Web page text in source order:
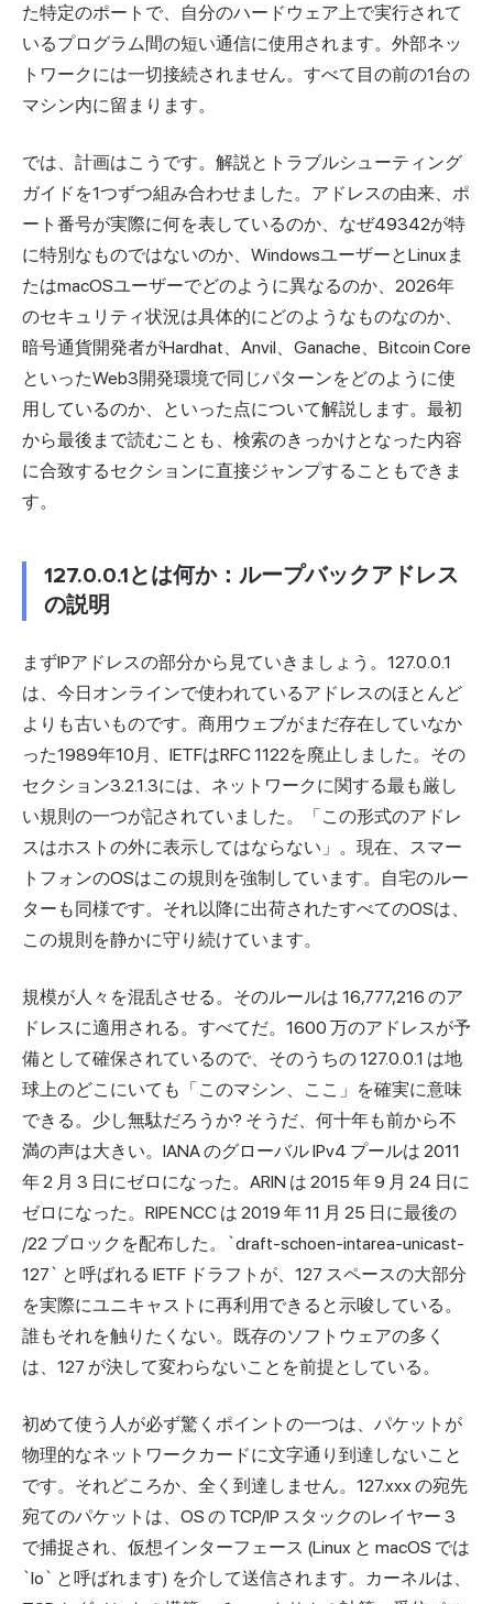
た特定のポートで、自分のハードウェア上で実行されて
いるプログラム間の短い通信に使用されます。外部ネッ
トワークには一切接続されません。すべて目の前の1台の
マシン内に留まります。
では、計画はこうです。解説とトラブルシューティング
ガイドを1つずつ組み合わせました。アドレスの由来、ポ
ート番号が実際に何を表しているのか、なぜ49342が特
に特別なものではないのか、WindowsユーザーとLinuxま
たはmacOSユーザーでどのように異なるのか、2026年
のセキュリティ状況は具体的にどのようなものなのか、
暗号通貨開発者がHardhat、Anvil、Ganache、Bitcoin Core
といったWeb3開発環境で同じパターンをどのように使
用しているのか、といった点について解説します。最初
から最後まで読むことも、検索のきっかけとなった内容
に合致するセクションに直接ジャンプすることもできま
す。
127.0.0.1とは何か：ループバックアドレス
の説明
まずIPアドレスの部分から見ていきましょう。127.0.0.1
は、今日オンラインで使われているアドレスのほとんど
よりも古いものです。商用ウェブがまだ存在していなか
った1989年10月、IETFはRFC 1122を廃止しました。その
セクション3.2.1.3には、ネットワークに関する最も厳し
い規則の一つが記されていました。「この形式のアドレ
スはホストの外に表示してはならない」。現在、スマー
トフォンのOSはこの規則を強制しています。自宅のルー
ターも同様です。それ以降に出荷されたすべてのOSは、
この規則を静かに守り続けています。
規模が人々を混乱させる。そのルールは 16,777,216 のア
ドレスに適用される。すべてだ。1600 万のアドレスが予
備として確保されているので、そのうちの 127.0.0.1 は地
球上のどこにいても「このマシン、ここ」を確実に意味
できる。少し無駄だろうか? そうだ、何十年も前から不
満の声は大きい。IANA のグローバル IPv4 プールは 2011
年 2 月 3 日にゼロになった。ARIN は 2015 年 9 月 24 日に
ゼロになった。RIPE NCC は 2019 年 11 月 25 日に最後の
/22 ブロックを配布した。`draft-schoen-intarea-unicast-
127` と呼ばれる IETF ドラフトが、127 スペースの大部分
を実際にユニキャストに再利用できると示唆している。
誰もそれを触りたくない。既存のソフトウェアの多く
は、127 が決して変わらないことを前提としている。
初めて使う人が必ず驚くポイントの一つは、パケットが
物理的なネットワークカードに文字通り到達しないこと
です。それどころか、全く到達しません。127.xxx の宛先
宛てのパケットは、OS の TCP/IP スタックのレイヤー 3
で捕捉され、仮想インターフェース (Linux と macOS では
`lo` と呼ばれます) を介して送信されます。カーネルは、